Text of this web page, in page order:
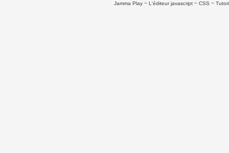
Jamma Play L'éditeur javascript CSS